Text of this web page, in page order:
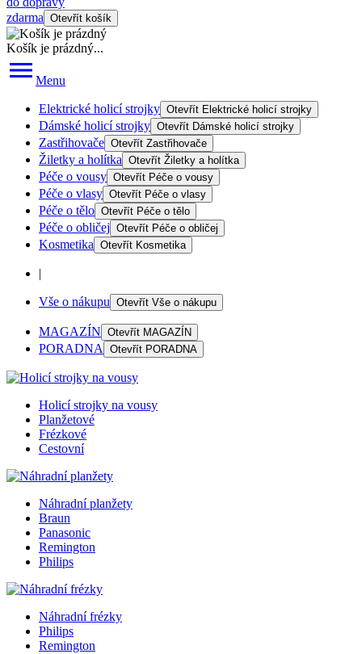
zdarma Otevřít košík
Košík je prázdný...
Menu
Elektrické holicí strojky Otevřít Elektrické holicí strojky
Dámské holicí strojky Otevřít Dámské holicí strojky
Zastřihovače Otevřít Zastřihovače
Žiletky a holítka Otevřít Žiletky a holítka
Péče o vousy Otevřít Péče o vousy
Péče o vlasy Otevřít Péče o vlasy
Péče o tělo Otevřít Péče o tělo
Péče o obličej Otevřít Péče o obličej
Kosmetika Otevřít Kosmetika
|
Vše o nákupu Otevřít Vše o nákupu
MAGAZÍN Otevřít MAGAZÍN
PORADNA Otevřít PORADNA
Holicí strojky na vousy
Planžetové
Frézkové
Cestovní
Náhradní planžety
Braun
Panasonic
Remington
Philips
Náhradní frézky
Philips
Remington